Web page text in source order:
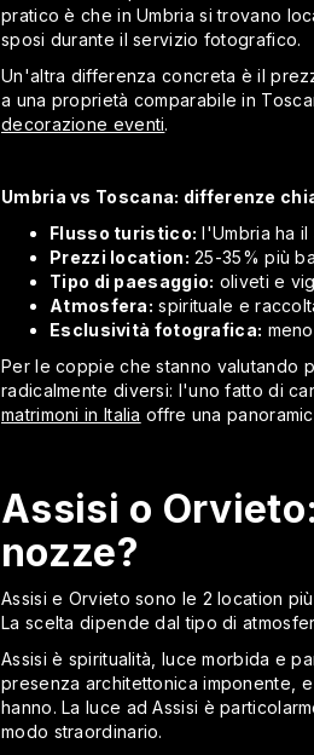
pratico è che in Umbria si trovano
sposi durante il servizio fotografico.
Un'altra differenza concreta è il
a una proprietà comparabile in
decorazione eventi.
Umbria vs Toscana: differenze
Flusso turistico: l'Umbria ha
Prezzi location: 25-35% più
Tipo di paesaggio: oliveti e
Atmosfera: spirituale e
Esclusività fotografica:
Per le coppie che stanno valutando
radicalmente diversi: l'uno fatto di
matrimoni in Italia offre una
Assisi o
nozze?
Assisi e Orvieto sono le 2 location
La scelta dipende dal tipo di
Assisi è spiritualità, luce morbida e
presenza architettonica imponente,
hanno. La luce ad Assisi è
modo straordinario.